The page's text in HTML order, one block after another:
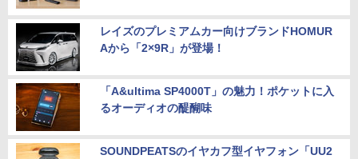
レイズのプレミアムカー向けブランドHOMUR
Aから「2×9R」が登場！
「A&ultima SP4000T」の魅力！ポケットに入
るオーディオの醍醐味
SOUNDPEATSのイヤカフ型イヤフォン「UU2